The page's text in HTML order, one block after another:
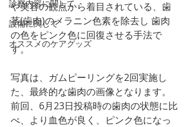
診察内容に関して
設備に関して
オススメのケアグッズ
や美容の観点から着目されている、歯
茎(歯肉)のメラニン色素を除去し 歯肉
の色をピンク色に回復させる手法で
す。
写真は、ガムピーリングを2回実施し
た、最終的な歯肉の画像となります。
前回、6月23日投稿時の歯肉の状態に比
べ、より血色が良く、ピンク色になっ